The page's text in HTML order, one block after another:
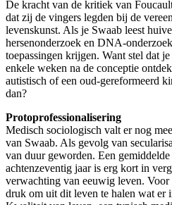
De kracht van de kritiek van
dat zij de vingers legden bij de
levenskunst. Als je Swaab leest
hersenonderzoek en DNA-
toepassingen krijgen. Want stel dat
enkele weken na de conceptie
autistisch of een oud-gereformeerd
dan?
Protoprofessionalisering
Medisch sociologisch valt er nog
van Swaab. Als gevolg van
van duur geworden. Een
achtenzeventig jaar is erg kort in
verwachting van eeuwig leven. Voor
druk om uit dit leven te halen wat er